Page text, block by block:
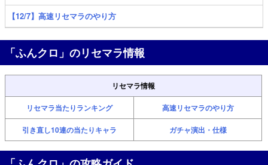
【12/7】高速リセマラのやり方
「ふんクロ」のリセマラ情報
リセマラ情報
リセマラ当たりランキング 高速リセマラのやり方
引き直し10連の当たりキャラ ガチャ演出・仕様